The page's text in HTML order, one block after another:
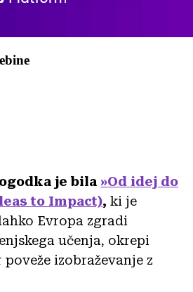
je bila »Od idej do
to Impact), ki je
Evropa zgradi
učenja, okrepi
izobraževanje z